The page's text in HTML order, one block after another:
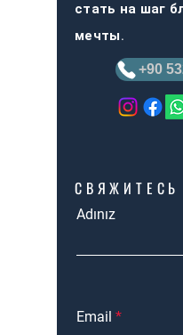
стать на шаг
мечты.
+90
Adınız
Email